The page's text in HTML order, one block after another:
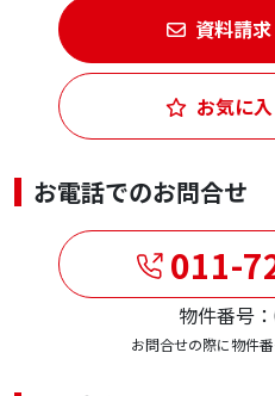
資料請
お気に
お電話でのお問合せ
011-
物件番号
お問合せの際に物件